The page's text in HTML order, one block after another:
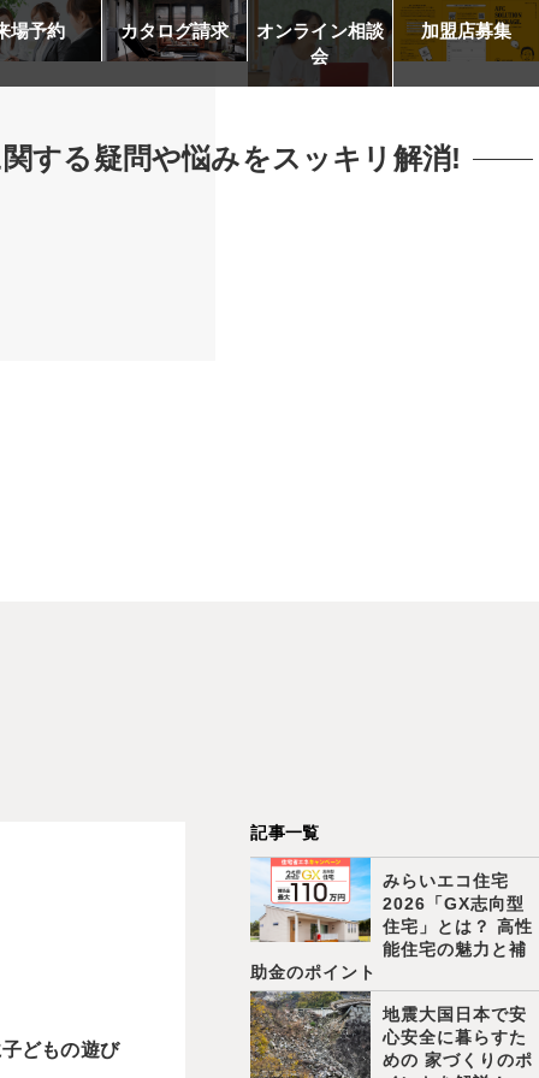
場予約 カタログ請求
オンライン相談
会
加盟店募集
する疑問や悩みをスッキリ解消!
どもの遊び
記事一覧
みらいエコ住宅
2026「GX志向型
住宅」とは？ 高性
能住宅の魅力と補
助金のポイント
地震大国日本で安
心安全に暮らすた
めの 家づくりのポ